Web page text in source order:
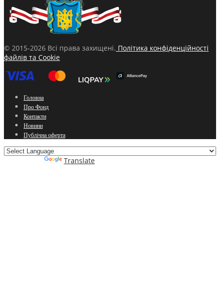
© 2015-2026 Всі права захищені. Політика конфіденційності
файлів та Cookie
Головна
Про Фонд
Контакти
Новини
Публічна оферта
Translate